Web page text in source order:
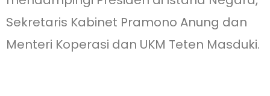
Sekretaris Kabinet Pramono Anung dan
Menteri Koperasi dan UKM Teten Masduki.